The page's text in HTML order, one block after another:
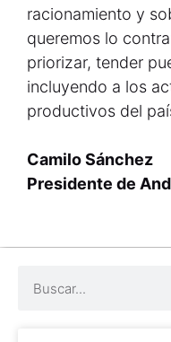
racionamiento y
queremos lo
priorizar, tender
incluyendo a los
productivos del
Camilo Sánchez
Presidente de